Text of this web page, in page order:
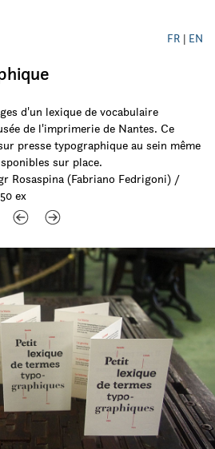
FR | EN
d'un lexique de vocabulaire
de l'imprimerie de Nantes. Ce
presse typographique au sein même
sur place.
Rosaspina (Fabriano Fedrigoni) /
ex